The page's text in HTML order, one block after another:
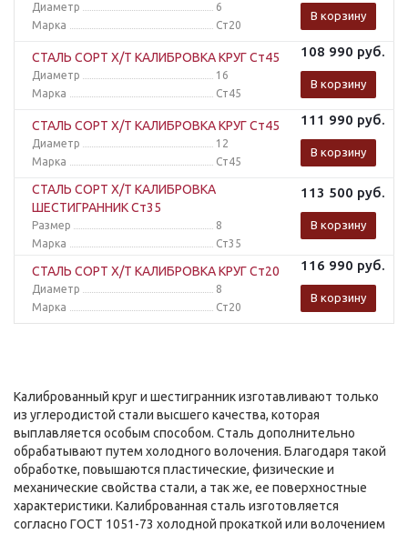
Диаметр
6
Марка
Ст20
В корзину
СТАЛЬ СОРТ Х/Т КАЛИБРОВКА КРУГ Ст45
Диаметр
16
Марка
Ст45
108 990 руб.
В корзину
СТАЛЬ СОРТ Х/Т КАЛИБРОВКА КРУГ Ст45
Диаметр
12
Марка
Ст45
111 990 руб.
В корзину
СТАЛЬ СОРТ Х/Т КАЛИБРОВКА
ШЕСТИГРАННИК Ст35
Размер
8
Марка
Ст35
113 500 руб.
В корзину
СТАЛЬ СОРТ Х/Т КАЛИБРОВКА КРУГ Ст20
Диаметр
8
Марка
Ст20
116 990 руб.
В корзину
Калиброванный круг и шестигранник изготавливают только
из углеродистой стали высшего качества, которая
выплавляется особым способом. Сталь дополнительно
обрабатывают путем холодного волочения. Благодаря такой
обработке, повышаются пластические, физические и
механические свойства стали, а так же, ее поверхностные
характеристики. Калиброванная сталь изготовляется
согласно ГОСТ 1051-73 холодной прокаткой или волочением